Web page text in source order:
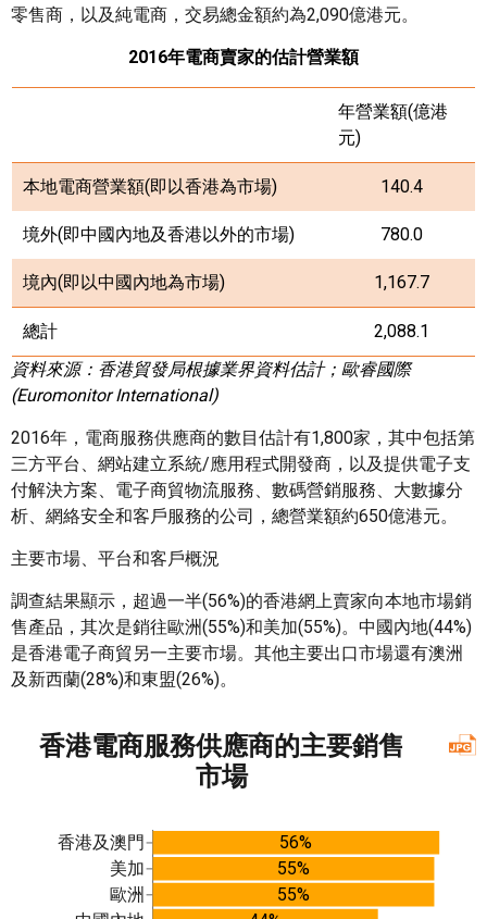
零售商，以及純電商，交易總金額約為2,090億港元。
2016年電商賣家的估計營業額
年營業額(億港
元)
本地電商營業額(即以香港為市場) 140.4
境外(即中國內地及香港以外的市場) 780.0
境內(即以中國內地為市場) 1,167.7
總計
2,088.1
資料來源：香港貿發局根據業界資料估計；歐睿國際
(Euromonitor International)
2016年，電商服務供應商的數目估計有1,800家，其中包括第
三方平台、網站建立系統/應用程式開發商，以及提供電子支
付解決方案、電子商貿物流服務、數碼營銷服務、大數據分
析、網絡安全和客戶服務的公司，總營業額約650億港元。
主要市場、平台和客戶概況
調查結果顯示，超過一半(56%)的香港網上賣家向本地市場銷
售產品，其次是銷往歐洲(55%)和美加(55%)。中國內地(44%)
是香港電子商貿另一主要市場。其他主要出口市場還有澳洲
及新西蘭(28%)和東盟(26%)。
香港電商服務供應商的主要銷售
市場
香港及澳門
美加
歐洲
56%
55%
55%